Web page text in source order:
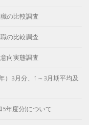
の比較調査
の比較調査
向実態調査
）3月分、1～3月期平均及
年度分)について